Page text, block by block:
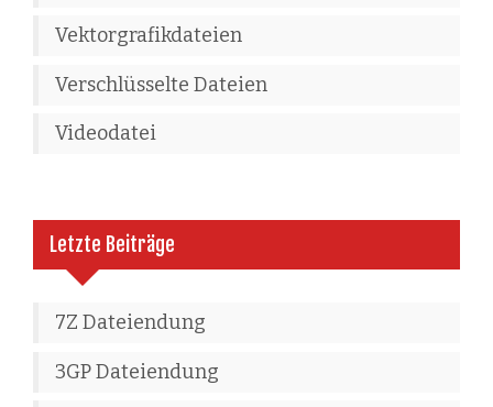
Vektorgrafikdateien
Verschlüsselte Dateien
Videodatei
Letzte Beiträge
7Z Dateiendung
3GP Dateiendung